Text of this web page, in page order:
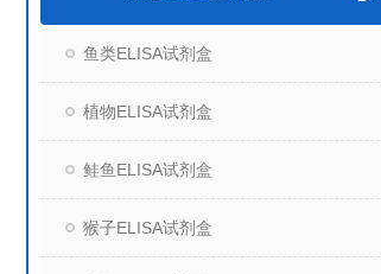
鱼类ELISA试剂盒
植物ELISA试剂盒
鲑鱼ELISA试剂盒
猴子ELISA试剂盒